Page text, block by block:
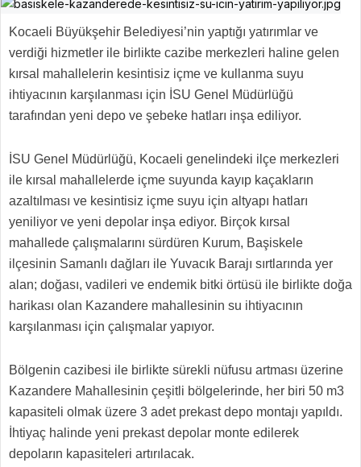
Kocaeli Büyükşehir Belediyesi’nin yaptığı yatırımlar ve
verdiği hizmetler ile birlikte cazibe merkezleri haline gelen
kırsal mahallelerin kesintisiz içme ve kullanma suyu
ihtiyacının karşılanması için İSU Genel Müdürlüğü
tarafından yeni depo ve şebeke hatları inşa ediliyor.
İSU Genel Müdürlüğü, Kocaeli genelindeki ilçe merkezleri
ile kırsal mahallelerde içme suyunda kayıp kaçakların
azaltılması ve kesintisiz içme suyu için altyapı hatları
yeniliyor ve yeni depolar inşa ediyor. Birçok kırsal
mahallede çalışmalarını sürdüren Kurum, Başiskele
ilçesinin Samanlı dağları ile Yuvacık Barajı sırtlarında yer
alan; doğası, vadileri ve endemik bitki örtüsü ile birlikte doğa
harikası olan Kazandere mahallesinin su ihtiyacının
karşılanması için çalışmalar yapıyor.
Bölgenin cazibesi ile birlikte sürekli nüfusu artması üzerine
Kazandere Mahallesinin çeşitli bölgelerinde, her biri 50 m3
kapasiteli olmak üzere 3 adet prekast depo montajı yapıldı.
İhtiyaç halinde yeni prekast depolar monte edilerek
depoların kapasiteleri artırılacak.